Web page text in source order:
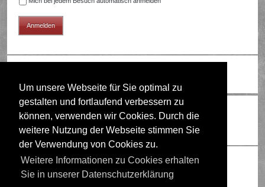
Um unsere Webseite für Sie optimal zu
gestalten und fortlaufend verbessern zu
können, verwenden wir Cookies. Durch die
weitere Nutzung der Webseite stimmen Sie
der Verwendung von Cookies zu.
Weitere Informationen zu Cookies erhalten
Sie in unserer Datenschutzerklärung
Wer ist online?
Mitglieder in diesem Forum: 0 Mitglieder und 2 Gäste
Berechtigungen in diesem Forum
Du darfstkeineneuen Themen in diesem Forum erstellen.